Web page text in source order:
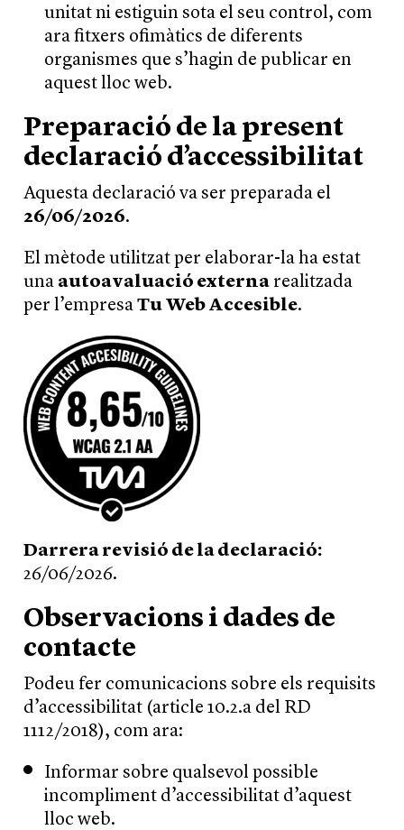
unitat ni estiguin sota el seu control, com
ara fitxers ofimàtics de diferents
organismes que s’hagin de publicar en
aquest lloc web.
Preparació de la present
declaració d’accessibilitat
Aquesta declaració va ser preparada el
26/06/2026.
El mètode utilitzat per elaborar-la ha estat
una autoavaluació externa realitzada
per l’empresa Tu Web Accesible.
Darrera revisió de la declaració:
26/06/2026.
Observacions i dades de
contacte
Podeu fer comunicacions sobre els requisits
d’accessibilitat (article 10.2.a del RD
1112/2018), com ara:
Informar sobre qualsevol possible
incompliment d’accessibilitat d’aquest
lloc web.